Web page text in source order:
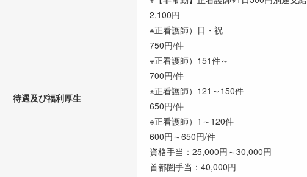
待遇及び福利厚生
2,100円
※正看護師）日・祝
750円/件
※正看護師）151件～
700円/件
※正看護師）121～150件
650円/件
※正看護師）1～120件
600円～650円/件
資格手当：25,000円～30,000円
首都圏手当：40,000円